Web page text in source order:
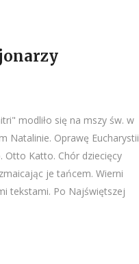
modliło się na mszy św. w
Natalinie. Oprawę Eucharystii
Otto Katto. Chór dziecięcy
je tańcem. Wierni
tekstami. Po Najświętszej